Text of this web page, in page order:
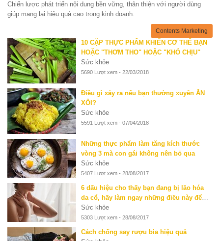
Chiến lược phát triển nội dung bền vững, thân thiện với người dùng
giúp mang lại hiệu quả cao trong kinh doanh.
Contents Marketing
10 CẶP THỰC PHẨM KHIẾN CƠ THỂ BẠN
HOẶC "THƠM THO" HOẶC "KHÓ CHỊU"
Sức khỏe
5690 Lượt xem - 22/03/2018
Điều gì xảy ra nếu bạn thường xuyên ĂN
XÔI?
Sức khỏe
5591 Lượt xem - 07/04/2018
Những thực phẩm làm tăng kích thước
vòng 3 mà con gái không nên bỏ qua
Sức khỏe
5407 Lượt xem - 28/08/2017
6 dấu hiệu cho thấy bạn đang bị lão hóa
da cổ, hãy làm ngay những điều này để
ngăn chặn
Sức khỏe
5303 Lượt xem - 28/08/2017
Cách chống say rượu bia hiệu quả